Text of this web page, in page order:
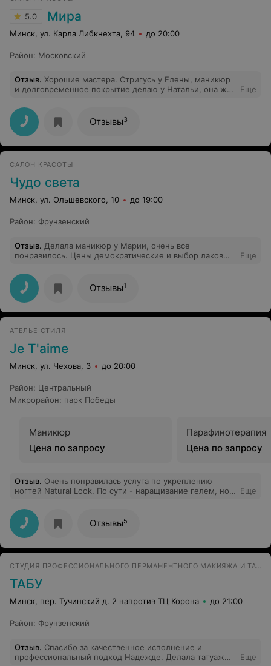
5.0 Мира
Минск, ул. Карла Либкнехта, 94 до 20:00
Район: Московский
Отзыв. Хорошие мастера. Стригусь у Елены, маникюр
и долговременное покрытие делаю у Натальи, она же,
работает. Вообще, всегда приятная и теплая
обстановка у девушек. Отличная парикмахерская.
Еще
Отзывы3
САЛОН КРАСОТЫ
Чудо света
Минск, ул. Ольшевского, 10 до 19:00
Район: Фрунзенский
Отзыв. Делала маникюр у Марии, очень все
понравилось. Цены демократические и выбор лаков
загара обычные, но зато лампы всегда отличные!
Обслуживание неплохое Советую всем
Еще
Отзывы1
АТЕЛЬЕ СТИЛЯ
Je T'aime
Минск, ул. Чехова, 3 до 20:00
Район: Центральный
Микрорайон: парк Победы
Маникюр
Цена по запросу
Парафинотерапия
Цена по запросу
Отзыв. Очень понравилась услуга по укреплению
ногтей Natural Look. По сути - наращивание гелем, но
Получилось очень аккуратно, к тому же дали гарантию
на месяц, если что-то сколется или сломается, то
ремонт бесплатный. Хочу еще пойти на педикюр,
впечатлило кресло для педикюра, оно большое и
мягкое с разными подушечками под спину.
Еще
Отзывы5
СТУДИЯ ПРОФЕССИОНАЛЬНОГО ПЕРМАНЕНТНОГО МАКИЯЖА И ТАТУИРОВКИ
ТАБУ
Минск, пер. Тучинский д. 2 напротив ТЦ Корона до 21:00
Район: Фрунзенский
Отзыв. Спасибо за качественное исполнение и
профессиональный подход Надежде. Делала татуаж
Еще